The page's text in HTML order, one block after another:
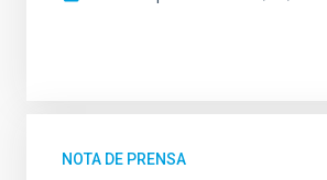
NOTA DE PRENSA